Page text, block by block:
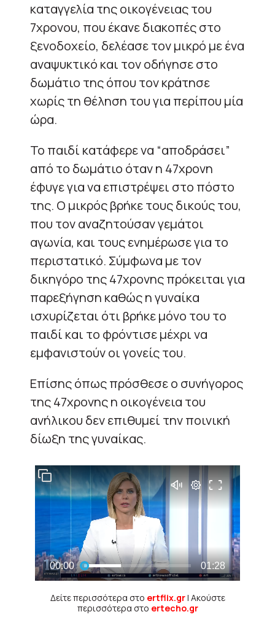
καταγγελία της οικογένειας του
7χρονου, που έκανε διακοπές στο
ξενοδοχείο, δελέασε τον μικρό με ένα
αναψυκτικό και τον οδήγησε στο
δωμάτιο της όπου τον κράτησε
χωρίς τη θέληση του για περίπου μία
ώρα.
Το παιδί κατάφερε να “αποδράσει”
από το δωμάτιο όταν η 47χρονη
έφυγε για να επιστρέψει στο πόστο
της. Ο μικρός βρήκε τους δικούς του,
που τον αναζητούσαν γεμάτοι
αγωνία, και τους ενημέρωσε για το
περιστατικό. Σύμφωνα με τον
δικηγόρο της 47χρονης πρόκειται για
παρεξήγηση καθώς η γυναίκα
ισχυρίζεται ότι βρήκε μόνο του το
παιδί και το φρόντισε μέχρι να
εμφανιστούν οι γονείς του.
Επίσης όπως πρόσθεσε ο συνήγορος
της 47χρονης η οικογένεια του
ανήλικου δεν επιθυμεί την ποινική
δίωξη της γυναίκας.
Δείτε περισσότερα στο ertflix.gr| Ακούστε
περισσότερα στο ertecho.gr